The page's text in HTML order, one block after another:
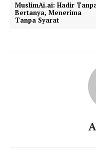
MuslimAi.ai: Hadir
Bertanya, Menerima
Tanpa Syarat